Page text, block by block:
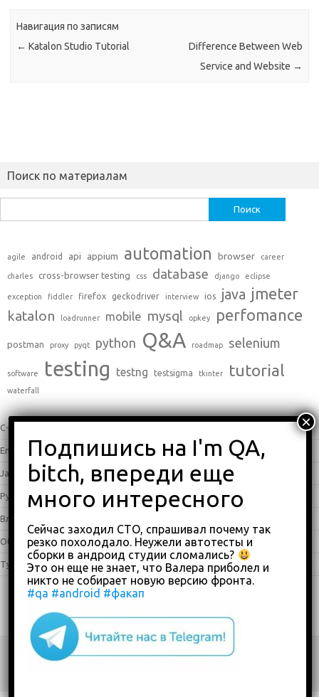
Навигация по записям
← Katalon Studio Tutorial
Difference Between Web
Service and Website →
Поиск по материалам
agile android api appium automation browser career
charles cross-browser testing css database django eclipse
exception fiddler firefox geckodriver interview ios java jmeter
katalon loadrunner mobile mysql opkey perfomance
postman proxy pyqt python Q&A roadmap selenium
software testing testng testsigma tkinter tutorial
waterfall
C++
English (338)
Java (25)
Python(16)
Влоги
Обзоры(875)
Туториалы (23)
Copyright 2018-2023
Сейчас заходил СТО, спрашивал почему так
резко похолодало. Неужели автотесты и
сборки в андроид студии сломались?
Это он еще не знает, что Валера приболел и
никто не собирает новую версию фронта.
#qa #android #факап